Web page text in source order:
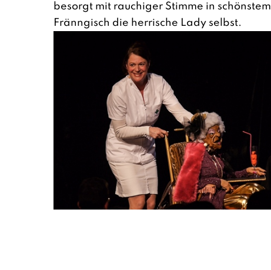
besorgt mit rauchiger Stimme in schönstem
Fränngisch die herrische Lady selbst.